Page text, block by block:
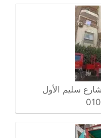
سليم الأول